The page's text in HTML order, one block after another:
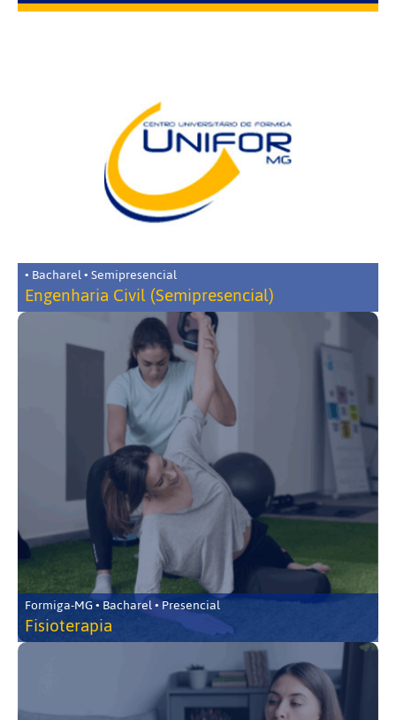
• Bacharel • Semipresencial
Engenharia Civil (Semipresencial)
Formiga-MG • Bacharel • Presencial
Fisioterapia